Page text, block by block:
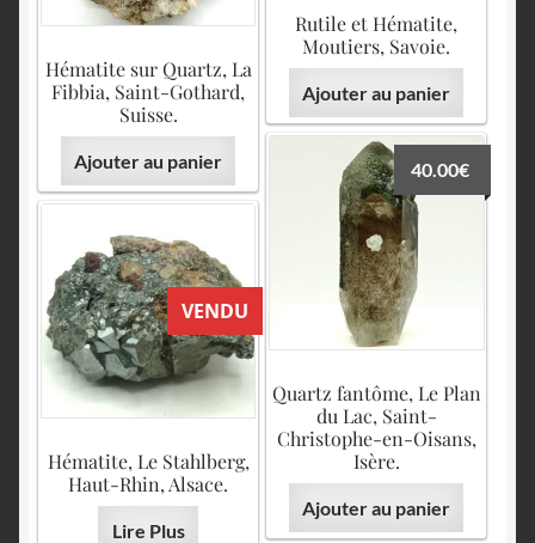
Rutile et Hématite,
Moutiers, Savoie.
Ajouter au panier
Hématite sur Quartz, La
Fibbia, Saint-Gothard,
Suisse.
Ajouter au panier
Quartz fantôme, Le Plan
du Lac, Saint-
Christophe-en-Oisans,
Isère.
40.00€
Ajouter au panier
VENDU
Hématite, Le Stahlberg,
Haut-Rhin, Alsace.
Lire Plus